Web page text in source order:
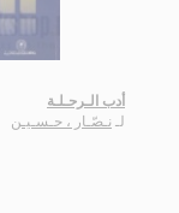
أدب الـرحـلـة
لـ نـصّـار ، حـسـيـن